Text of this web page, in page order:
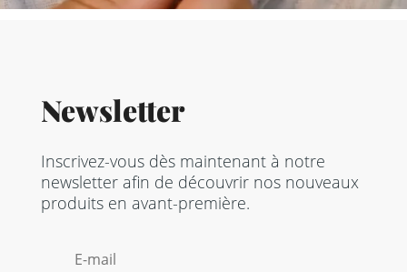
Newsletter
Inscrivez-vous dès maintenant à notre
newsletter afin de découvrir nos nouveaux
produits en avant-première.